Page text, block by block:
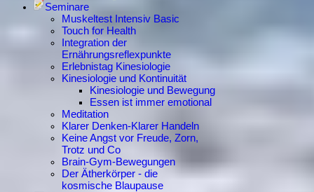
Seminare
Muskeltest Intensiv Basic
Touch for Health
Integration der
Ernährungsreflexpunkte
Erlebnistag Kinesiologie
Kinesiologie und Kontinuität
Kinesiologie und Bewegung
Essen ist immer emotional
Meditation
Klarer Denken-Klarer Handeln
Keine Angst vor Freude, Zorn,
Trotz und Co
Brain-Gym-Bewegungen
Der Ätherkörper - die
kosmische Blaupause